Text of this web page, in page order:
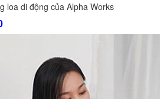
loa di động của Alpha Works